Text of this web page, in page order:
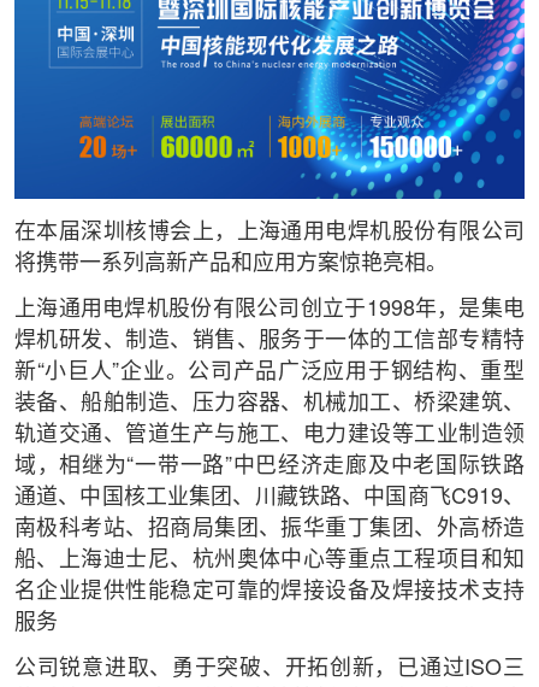
在本届深圳核博会上，上海通用电焊机股份有限公司
将携带一系列高新产品和应用方案惊艳亮相。
上海通用电焊机股份有限公司创立于1998年，是集电
焊机研发、制造、销售、服务于一体的工信部专精特
新“小巨人”企业。公司产品广泛应用于钢结构、重型
装备、船舶制造、压力容器、机械加工、桥梁建筑、
轨道交通、管道生产与施工、电力建设等工业制造领
域，相继为“一带一路”中巴经济走廊及中老国际铁路
通道、中国核工业集团、川藏铁路、中国商飞C919、
南极科考站、招商局集团、振华重丁集团、外高桥造
船、上海迪士尼、杭州奥体中心等重点工程项目和知
名企业提供性能稳定可靠的焊接设备及焊接技术支持
服务
公司锐意进取、勇于突破、开拓创新，已通过ISO三